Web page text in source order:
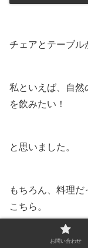
チェアとテーブル
私といえば、自然
を飲みたい！
と思いました。
もちろん、料理
こちら。
お問い合わせ